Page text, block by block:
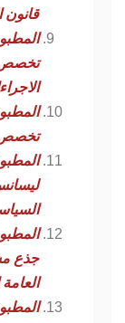
قانون
تخصص
تخصص
جذع